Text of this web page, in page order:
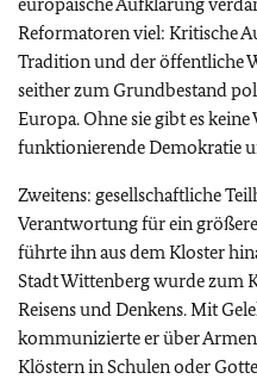
Reformatoren viel: Kritische
Tradition und der öffentliche
seither zum Grundbestand
Europa. Ohne sie gibt es keine
funktionierende Demokratie
Zweitens: gesellschaftliche
Verantwortung für ein
führte ihn aus dem Kloster
Stadt Wittenberg wurde zum
Reisens und Denkens. Mit
kommunizierte er über
Klöstern in Schulen oder